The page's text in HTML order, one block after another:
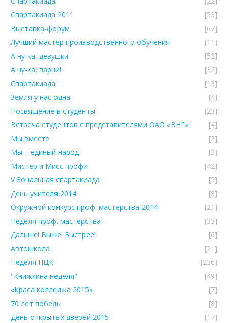
Спартакиада 2011
[53]
Выставка-форум
[67]
Лучший мастер производственного обучения
[11]
А ну-ка, девушки!
[52]
А ну-ка, парни!
[32]
Спартакиада
[13]
Земля у нас одна
[4]
Посвящение в студенты
[23]
Встреча студентов с представителями ОАО «ВНГ».
[4]
Мы вместе
[2]
Мы – единый народ
[3]
Мистер и Мисс профи
[42]
V Зональная спартакиада
[5]
День учителя 2014
[8]
Окружной конкурс проф. мастерства 2014
[21]
Неделя проф. мастерства
[33]
Дальше! Выше! Быстрее!
[6]
Автошкола
[21]
Неделя ПЦК
[236]
"Книжкина неделя"
[49]
«Краса колледжа 2015»
[7]
70 лет победы
[8]
День открытых дверей 2015
[17]